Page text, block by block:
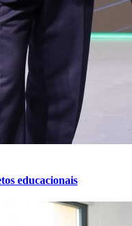
educacionais